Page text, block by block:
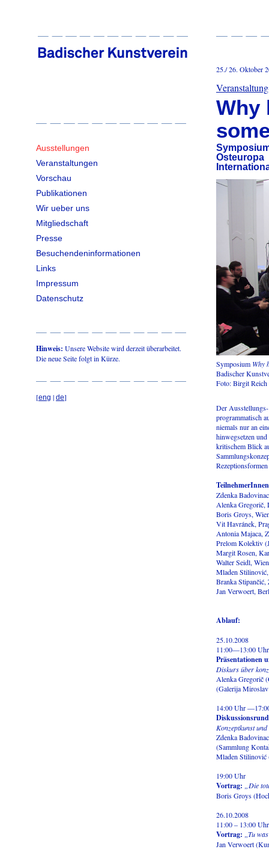
Ausstellungen
Veranstaltungen
Vorschau
Publikationen
Wir ueber uns
Mitgliedschaft
Presse
Besuchendeninformationen
Links
Impressum
Datenschutz
Hinweis: Unsere Website wird derzeit überarbeitet.
Die neue Seite folgt in Kürze.
[eng | de]
25./ 26. Oktober
Why
Osteuropa
Symposium Why
Badischer
Foto: Birgit Reich
Der
programmatisch
niemals nur an
hinwegsetzen
kritischem Blick
Zdenka
Alenka Gregorič,
Boris Groys,
Vit Havránek,
Antonia Majaca,
Prelom Kolektiv
Margit Rosen,
Walter Seidl, Wien
Mladen
Branka Stipančić,
Jan Verwoert,
Ablauf:
25.10.2008
11:00—13:00 Uhr
Präsentationen
Diskurs über
Alenka Gregorič
(Galerija
14:00 Uhr
Konzeptkunst
Zdenka
(Sammlung
Mladen Stilinović
19:00 Uhr
Vortrag:
„Die
Boris Groys
26.10.2008
11:00 – 13:00 Uhr
Vortrag:
„Tu
Jan Verwoert